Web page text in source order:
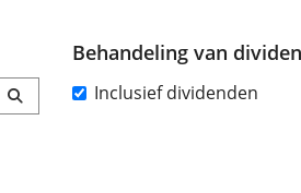
Behandeling van
Inclusief dividenden